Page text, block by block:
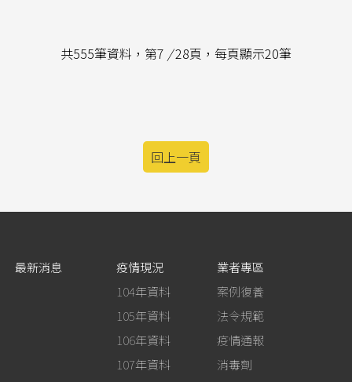
共555筆資料，第7 /28頁，每頁顯示20筆
回上一頁
最新消息
疫情現況
104年資料
105年資料
106年資料
107年資料
業者專區
案例復養
法令規範
疫情通報
消毒劑